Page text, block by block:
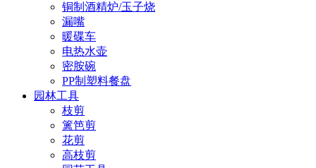
铜制酒精炉/玉子烧
漏嘴
暖碟车
电热水壶
密胺碗
PP制塑料餐盘
园林工具
枝剪
篱笆剪
花剪
高枝剪